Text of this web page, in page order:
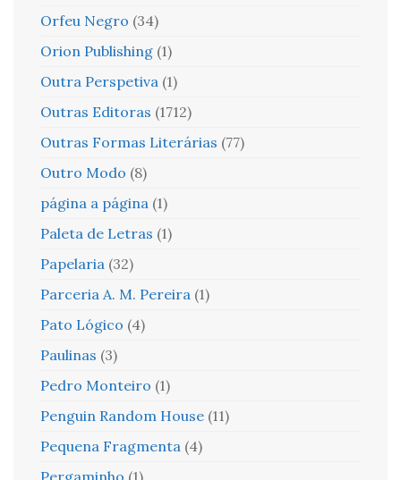
Orfeu Negro (34)
Orion Publishing (1)
Outra Perspetiva (1)
Outras Editoras (1712)
Outras Formas Literárias (77)
Outro Modo (8)
página a página (1)
Paleta de Letras (1)
Papelaria (32)
Parceria A. M. Pereira (1)
Pato Lógico (4)
Paulinas (3)
Pedro Monteiro (1)
Penguin Random House (11)
Pequena Fragmenta (4)
Pergaminho (1)